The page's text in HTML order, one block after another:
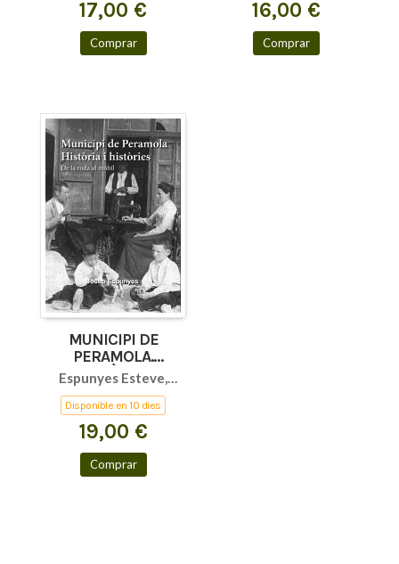
17,00 €
Comprar
16,00 €
Comprar
MUNICIPI DE
PERAMOLA.
HISTÒRIA I
HISTÒRIES II
Espunyes Esteve,
Josep
Disponible en 10 dies
19,00 €
Comprar